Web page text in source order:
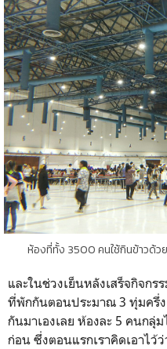
ห้องที่ทั้ง 3500 คนใช้กินข้าวด้ว
และในช่วงเย็นหลังเสร็จกิจก
ที่พักกันตอนประมาณ 3 ทุ่มครึ่ง
กันมาเองเลย ห้องละ 5 คนก
ก่อน ซึ่งตอนแรกเราคิดเอาไว้